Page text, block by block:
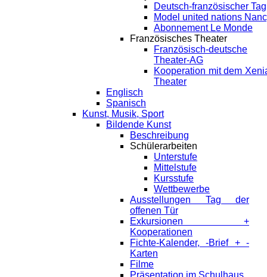
Deutsch-französischer Tag
Model united nations
Abonnement Le Monde
Französisches Theater
Französisch-deutsche
Theater-AG
Kooperation mit dem
Theater
Englisch
Spanisch
Kunst, Musik, Sport
Bildende Kunst
Beschreibung
Schülerarbeiten
Unterstufe
Mittelstufe
Kursstufe
Wettbewerbe
Ausstellungen Tag der
offenen Tür
Exkursionen +
Kooperationen
Fichte-Kalender, -Brief + -
Karten
Filme
Präsentation im Schulhaus